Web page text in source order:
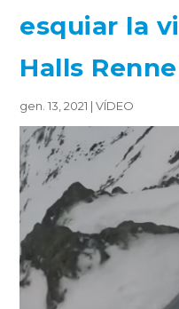
esquiar la
Halls Renne
gen. 13, 2021 |VÍDEO